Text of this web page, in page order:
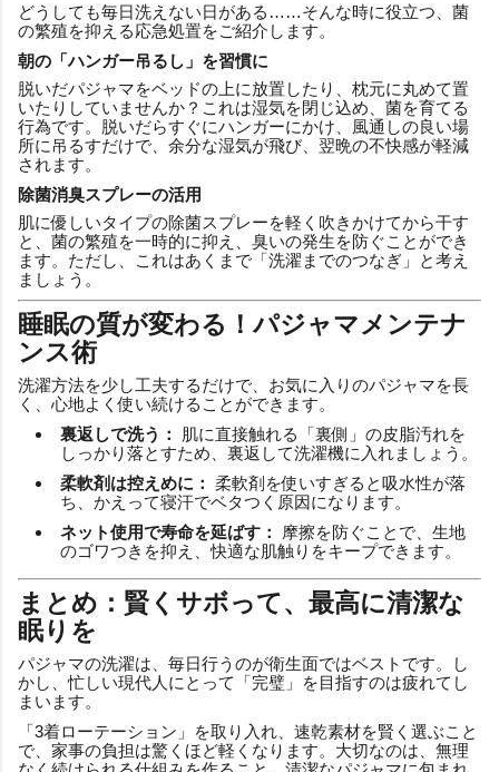
どうしても毎日洗えない日がある……そんな時に役立つ、菌
の繁殖を抑える応急処置をご紹介します。
朝の「ハンガー吊るし」を習慣に
脱いだパジャマをベッドの上に放置したり、枕元に丸めて置
いたりしていませんか？これは湿気を閉じ込め、菌を育てる
行為です。脱いだらすぐにハンガーにかけ、風通しの良い場
所に吊るすだけで、余分な湿気が飛び、翌晩の不快感が軽減
されます。
除菌消臭スプレーの活用
肌に優しいタイプの除菌スプレーを軽く吹きかけてから干す
と、菌の繁殖を一時的に抑え、臭いの発生を防ぐことができ
ます。ただし、これはあくまで「洗濯までのつなぎ」と考え
ましょう。
睡眠の質が変わる！パジャマメンテナ
ンス術
洗濯方法を少し工夫するだけで、お気に入りのパジャマを長
く、心地よく使い続けることができます。
裏返しで洗う：
肌に直接触れる「裏側」の皮脂汚れを
しっかり落とすため、裏返して洗濯機に入れましょう。
柔軟剤は控えめに： 柔軟剤を使いすぎると吸水性が落
ち、かえって寝汗でベタつく原因になります。
ネット使用で寿命を延ばす：
摩擦を防ぐことで、生地
のゴワつきを抑え、快適な肌触りをキープできます。
まとめ：賢くサボって、最高に清潔な
眠りを
パジャマの洗濯は、毎日行うのが衛生面ではベストです。し
かし、忙しい現代人にとって「完璧」を目指すのは疲れてし
まいます。
「3着ローテーション」を取り入れ、速乾素材を賢く選ぶこと
で、家事の負担は驚くほど軽くなります。大切なのは、無理